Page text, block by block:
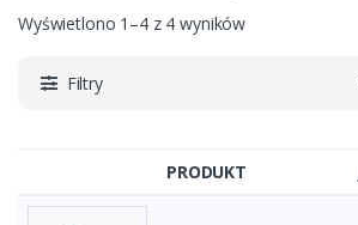
Wyświetlono 1–4 z 4 wyników
Filtry
PRODUKT